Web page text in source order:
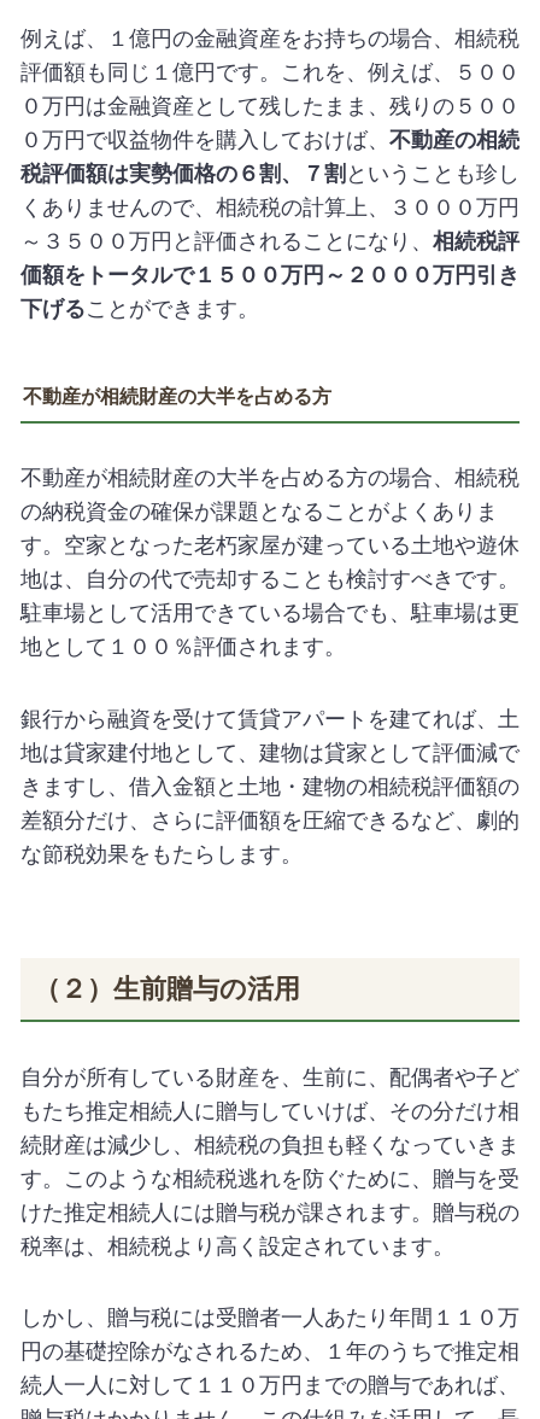
例えば、１億円の金融資産をお持ちの場合、相続税
評価額も同じ１億円です。これを、例えば、５００
０万円は金融資産として残したまま、残りの５００
０万円で収益物件を購入しておけば、 不動産の相続
税評価額は実勢価格の６割、７割 ということも珍し
くありませんので、相続税の計算上、３０００万円
～３５００万円と評価されることになり、 相続税評
価額をトータルで１５００万円～２０００万円引き
下げることができます。
不動産が相続財産の大半を占める方
不動産が相続財産の大半を占める方の場合、相続税
の納税資金の確保が課題となることがよくありま
す。空家となった老朽家屋が建っている土地や遊休
地は、自分の代で売却することも検討すべきです。
駐車場として活用できている場合でも、駐車場は更
地として１００％評価されます。
銀行から融資を受けて賃貸アパートを建てれば、土
地は貸家建付地として、建物は貸家として評価減で
きますし、借入金額と土地・建物の相続税評価額の
差額分だけ、さらに評価額を圧縮できるなど、劇的
な節税効果をもたらします。
（２）生前贈与の活用
自分が所有している財産を、生前に、配偶者や子ど
もたち推定相続人に贈与していけば、その分だけ相
続財産は減少し、相続税の負担も軽くなっていきま
す。このような相続税逃れを防ぐために、贈与を受
けた推定相続人には贈与税が課されます。贈与税の
税率は、相続税より高く設定されています。
しかし、贈与税には受贈者一人あたり年間１１０万
円の基礎控除がなされるため、１年のうちで推定相
続人一人に対して１１０万円までの贈与であれば、